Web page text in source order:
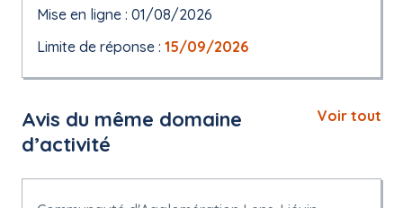
Mise en ligne : 01/08/2026
Limite de réponse : 15/09/2026
Avis du même domaine
d’activité
Voir tout